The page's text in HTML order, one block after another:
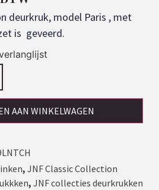
deurkruk, model Paris , met
is geveerd.
AAN WINKELWAGEN
, JNF Classic Collection
, JNF collecties deurkrukken